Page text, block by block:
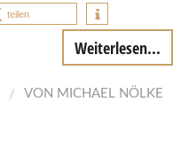
teilen
Weiterlesen...
/ VON MICHAEL NÖLKE